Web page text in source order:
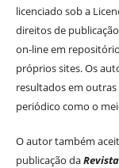
licenciado sob a
direitos de
on-line em
próprios sites. Os
resultados em
periódico como o
O autor também
publicação da